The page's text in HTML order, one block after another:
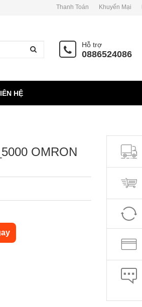
Thanh Toán Khuyến Mại
Hỗ trợ
0886524086
HỆ
OMRON